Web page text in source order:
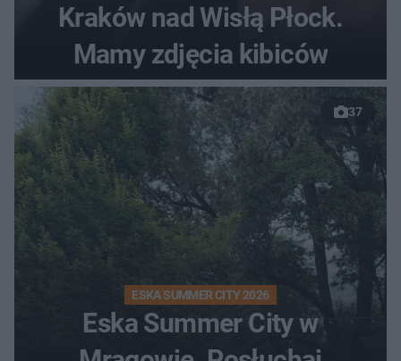
Kraków nad Wisłą Płock.
Mamy zdjęcia kibiców
37
ESKA SUMMER CITY 2026
Eska Summer City w